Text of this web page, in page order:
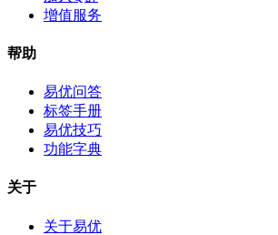
增值服务
帮助
易优问答
标签手册
易优技巧
功能字典
关于
关于易优